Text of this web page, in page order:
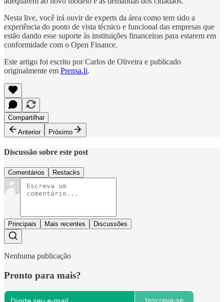
Nesta live, você irá ouvir de experts da área como tem sido a
experiência do ponto de vista técnico e funcional das empresas que
estão dando esse suporte às instituições financeiras para estarem em
conformidade com o Open Finance.
Este artigo foi escrito por Carlos de Oliveira e publicado
originalmente em Prensa.li.
Compartilhar
Anterior
Próximo
Discussão sobre este post
Comentários Restacks
Principais Mais recentes Discussões
Nenhuma publicação
Pronto para mais?